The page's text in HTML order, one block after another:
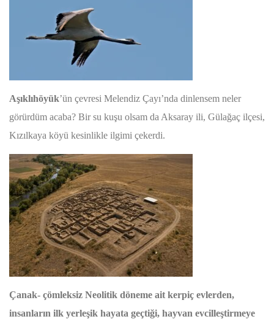
Aşıklıhöyük’ün çevresi Melendiz Çayı’nda dinlensem neler
görürdüm acaba? Bir su kuşu olsam da Aksaray ili, Gülağaç ilçesi,
Kızılkaya köyü kesinlikle ilgimi çekerdi.
Çanak- çömleksiz Neolitik döneme ait kerpiç evlerden,
insanların ilk yerleşik hayata geçtiği, hayvan evcilleştirmeye